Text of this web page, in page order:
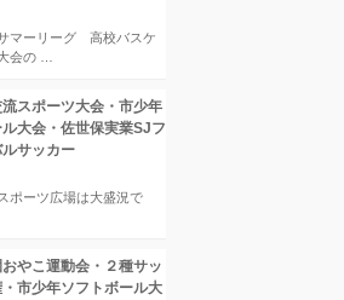
マーリーグ 高校バスケ
会の …
スポーツ大会・市少年
大会・佐世保実業SJフ
サッカー
ポーツ広場は大盛況で
やこ運動会・２種サッ
市少年ソフトボール大